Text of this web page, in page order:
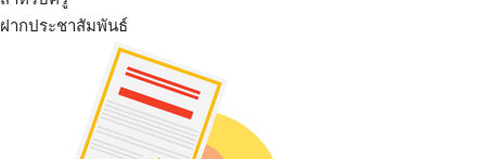
ฝากประชาสัมพันธ์